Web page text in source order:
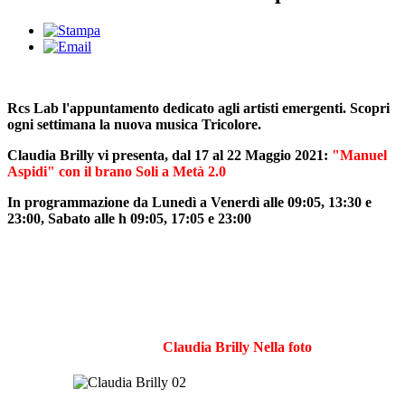
Rcs Lab l'appuntamento dedicato agli artisti emergenti. Scopri
ogni settimana la nuova musica Tricolore.
Claudia Brilly vi presenta, dal 17 al 22 Maggio 2021: "Manuel
Aspidi" con il brano Soli a Metà 2.0
In programmazione da Lunedì a Venerdì alle 09:05, 13:30 e
23:00, Sabato alle h 09:05, 17:05 e 23:00
Claudia Brilly Nella foto